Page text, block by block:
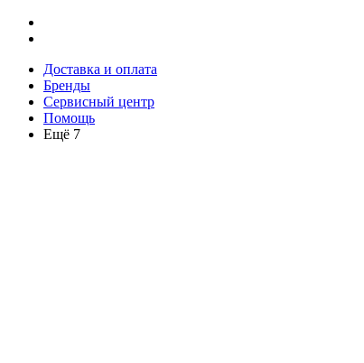
Доставка и оплата
Бренды
Сервисный центр
Помощь
Ещё 7